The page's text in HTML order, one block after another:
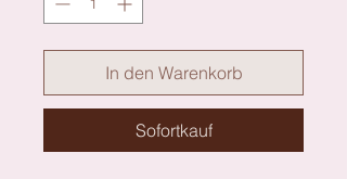
In den Warenkorb
Sofortkauf